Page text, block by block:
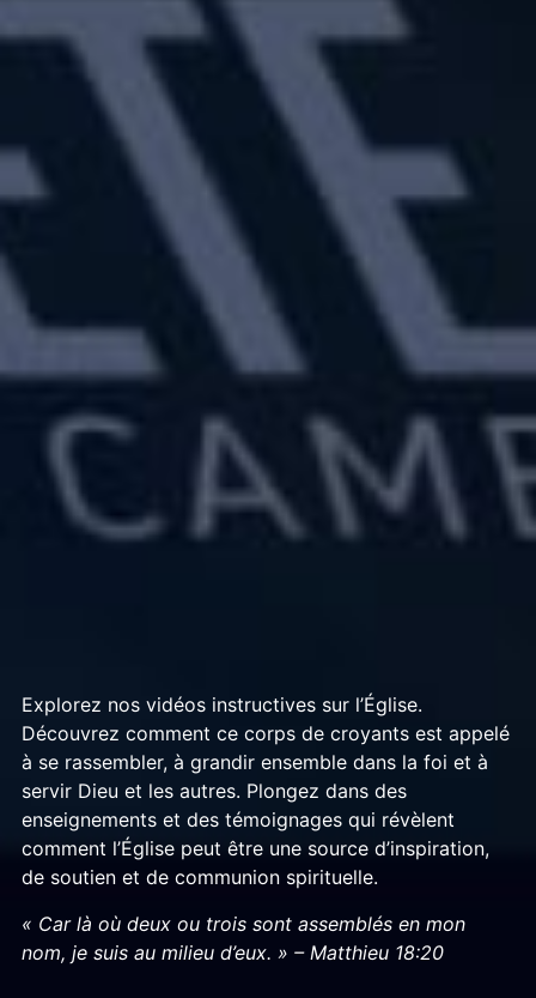
Explorez nos vidéos instructives sur l’Église.
Découvrez comment ce corps de croyants est appelé
à se rassembler, à grandir ensemble dans la foi et à
servir Dieu et les autres. Plongez dans des
enseignements et des témoignages qui révèlent
comment l’Église peut être une source d’inspiration,
de soutien et de communion spirituelle.
« Car là où deux ou trois sont assemblés en mon
nom, je suis au milieu d’eux. » – Matthieu 18:20